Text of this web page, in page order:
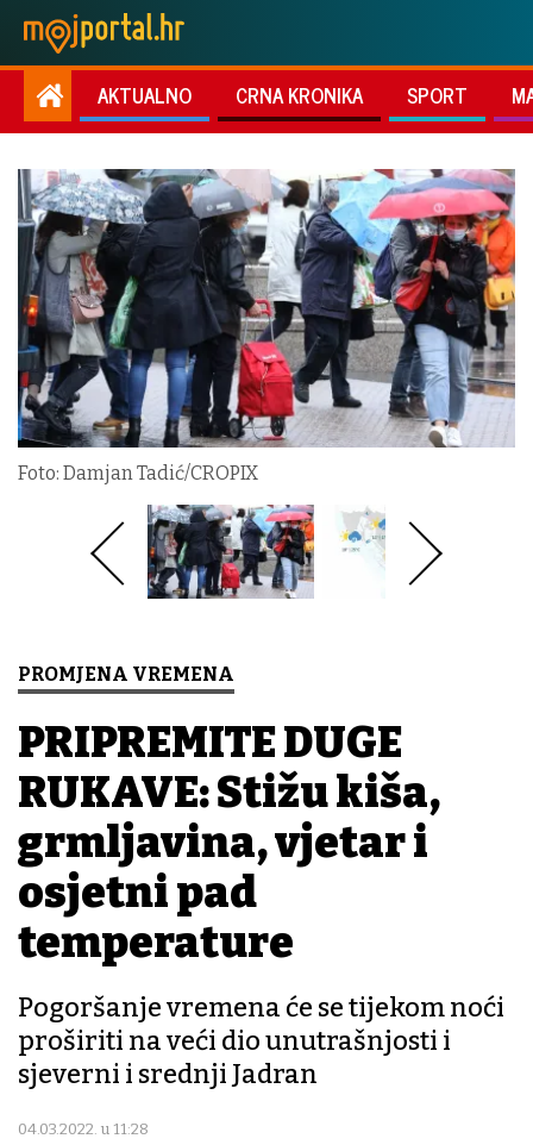
AKTUALNO CRNA KRONIKA SPORT
Foto: Damjan Tadić/CROPIX
PROMJENA VREMENA
PRIPREMITE DUGE
RUKAVE: Stižu kiša,
grmljavina, vjetar i
osjetni pad
temperature
Pogoršanje vremena će se tijekom noći
proširiti na veći dio unutrašnjosti i
sjeverni i srednji Jadran
04.03.2022. u 11:28